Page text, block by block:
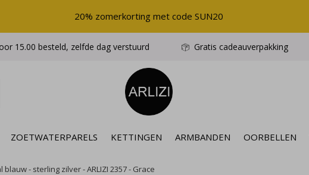
ZOETWATERPARELS KETTINGEN ARMBANDEN OORBELLEN
15.00 besteld, zelfde dag verstuurd Gratis cadeauverpakking
20% zomerkorting met code SUN20
- sterling zilver - ARLIZI 2357 - Grace